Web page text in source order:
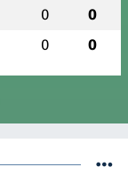
0 0
0 0